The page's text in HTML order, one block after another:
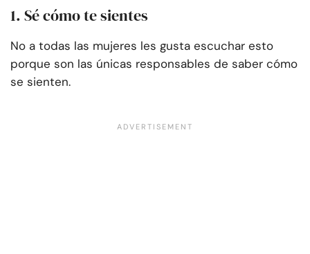
1. Sé cómo te sientes
No a todas las mujeres les gusta escuchar esto
porque son las únicas responsables de saber cómo
se sienten.